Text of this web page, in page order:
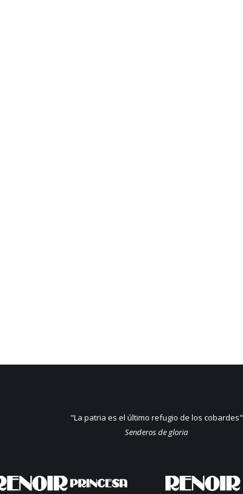
"La patria es el último refugio de los cobardes"
Senderos de gloria